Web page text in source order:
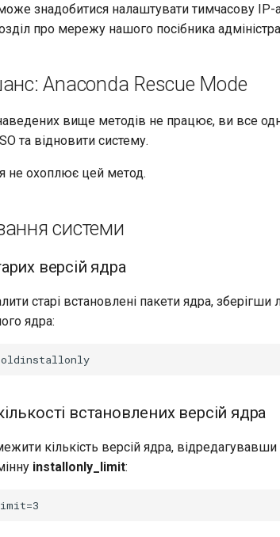
знадобитися налаштувати тимчасову
про мережу нашого посібника
Anaconda Rescue Mode
вище методів не працює, ви все
та відновити систему.
не охоплює цей метод.
системи
версій ядра
старі встановлені пакети ядра,
ядра:
встановлених версій ядра
кількість версій ядра,
installonly_limit: